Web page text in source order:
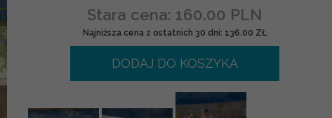
Stara cena: 160.00 PLN
Najniższa cena z ostatnich 30 dni: 136.00 ZŁ
DODAJ DO KOSZYKA